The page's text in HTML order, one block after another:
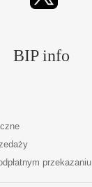
BIP info
przekazaniu